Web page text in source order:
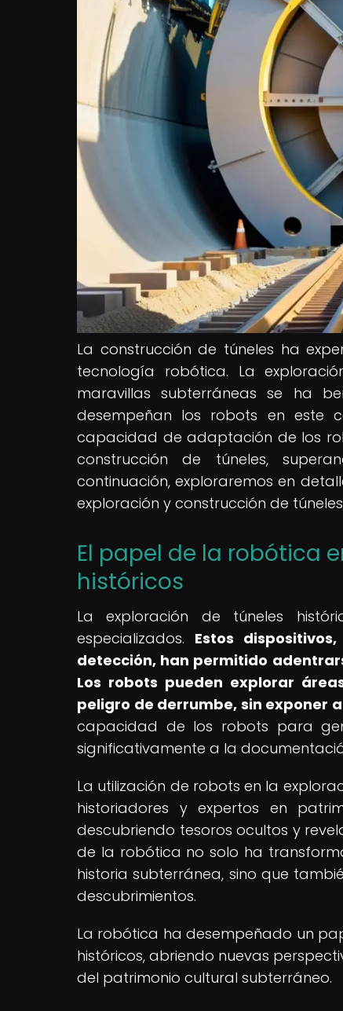
La construcción de túneles ha
tecnología robótica. La
maravillas subterráneas se ha
desempeñan los robots en este
capacidad de adaptación de los
construcción de túneles,
continuación, exploraremos en
exploración y construcción de
El papel de la robótica
históricos
La exploración de túneles
especializados. Estos
detección, han permitido
Los robots pueden explorar
peligro de derrumbe, sin exponer
capacidad de los robots para
significativamente a la
La utilización de robots en la
historiadores y expertos en
descubriendo tesoros ocultos y
de la robótica no solo ha
historia subterránea, sino que
descubrimientos.
La robótica ha desempeñado un
históricos, abriendo nuevas
del patrimonio cultural subterráneo.